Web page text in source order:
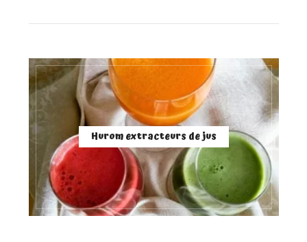
Hurom extracteurs de jus